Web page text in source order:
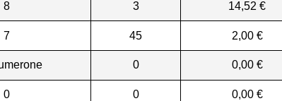
8 3 14,52 €
7 45 2,00 €
0 0,00 €
0 0 0,00 €